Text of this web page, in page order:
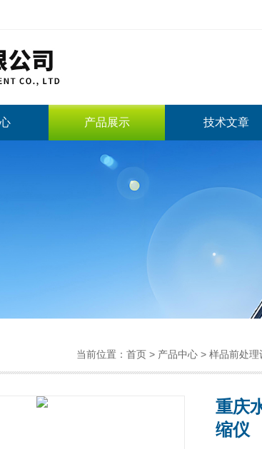
产品展示 技术文章
当前位置： 首页 > 产品中心 > 样品前处理
重庆
缩仪